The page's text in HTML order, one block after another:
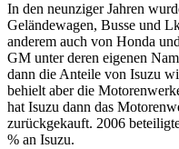
In den neunziger Jahren
Geländewagen, Busse und
anderem auch von Honda
GM unter deren eigenen
dann die Anteile von Isuzu
behielt aber die
hat Isuzu dann das
zurückgekauft. 2006
% an Isuzu.